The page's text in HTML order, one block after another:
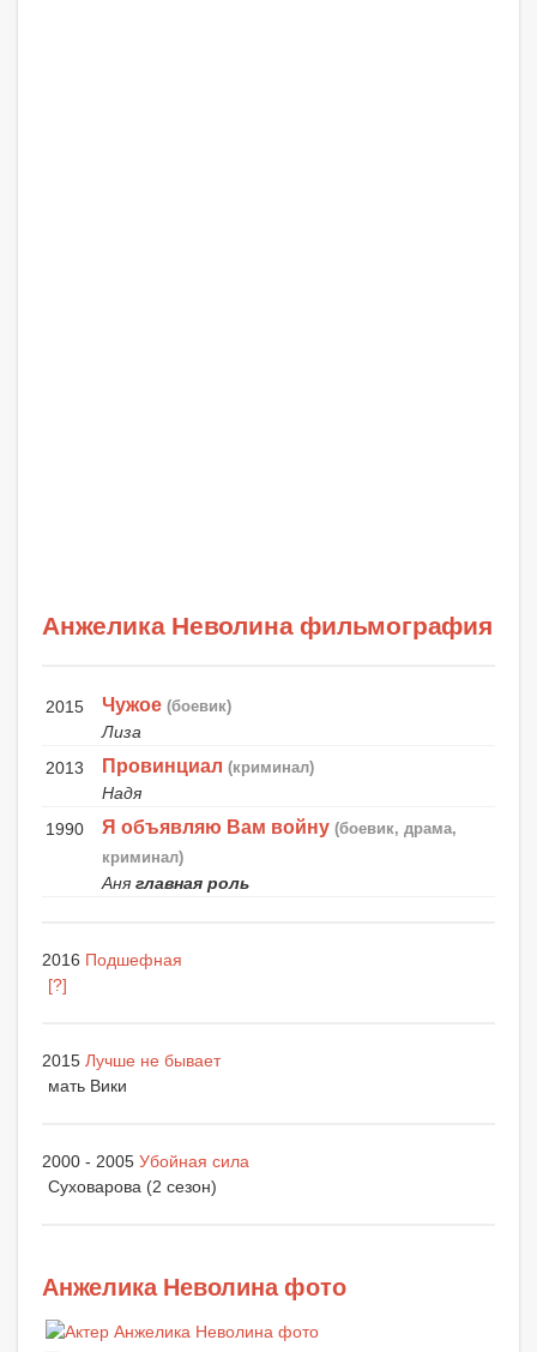
Анжелика Неволина фильмография
2015 Чужое (боевик)
Лиза
2013
Провинциал (криминал)
Надя
1990
Я объявляю Вам войну (боевик, драма,
криминал)
Аня главная роль
2016 Подшефная
[?]
2015 Лучше не бывает
мать Вики
2000 - 2005 Убойная сила
Суховарова (2 сезон)
Анжелика Неволина фото